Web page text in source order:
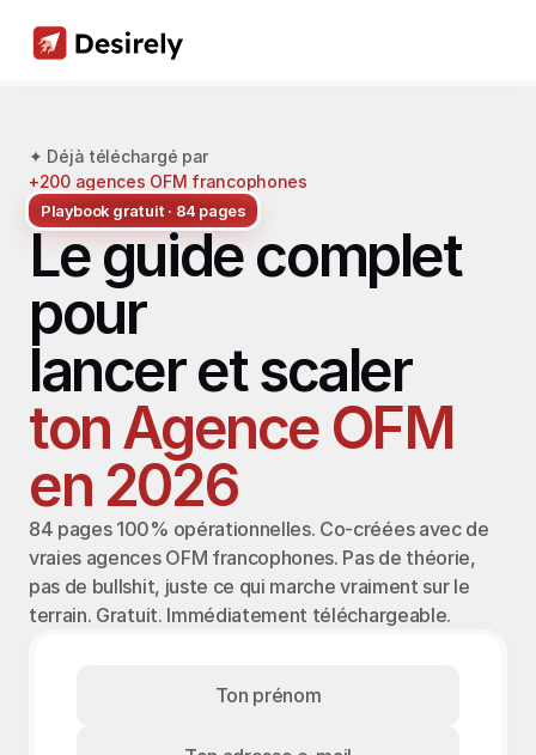
✦ Déjà téléchargé par
+200 agences OFM francophones
Playbook gratuit · 84 pages
Le guide complet
pour
lancer et scaler
ton Agence OFM
en 2026
84 pages 100% opérationnelles. Co-créées avec de
vraies agences OFM francophones. Pas de théorie,
pas de bullshit, juste ce qui marche vraiment sur le
terrain. Gratuit. Immédiatement téléchargeable.